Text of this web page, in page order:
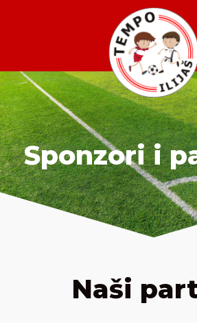
Sponzori i
Naši